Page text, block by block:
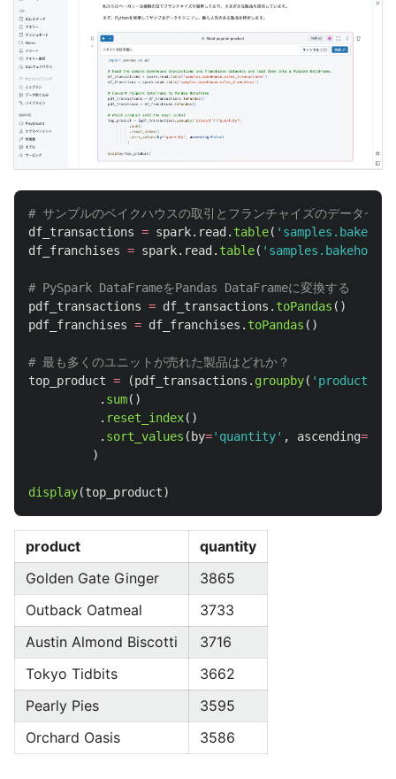
df_transactions = spark. read . table( '
df_franchises = spark. read . table( '
pdf_transactions = df_transactions . toPandas ()
pdf_franchises = df_franchises . toPandas ()
top_product = (pdf_transactions . groupby( ' product
. sum()
. reset_index()
. sort_values ( by=' quantity' , ascending=
)
display(top_product)
product
quantity
Golden Gate Ginger
3865
Outback Oatmeal
3733
Austin Almond Biscotti
3716
Tokyo Tidbits
3662
Pearly Pies
3595
Orchard Oasis
3586